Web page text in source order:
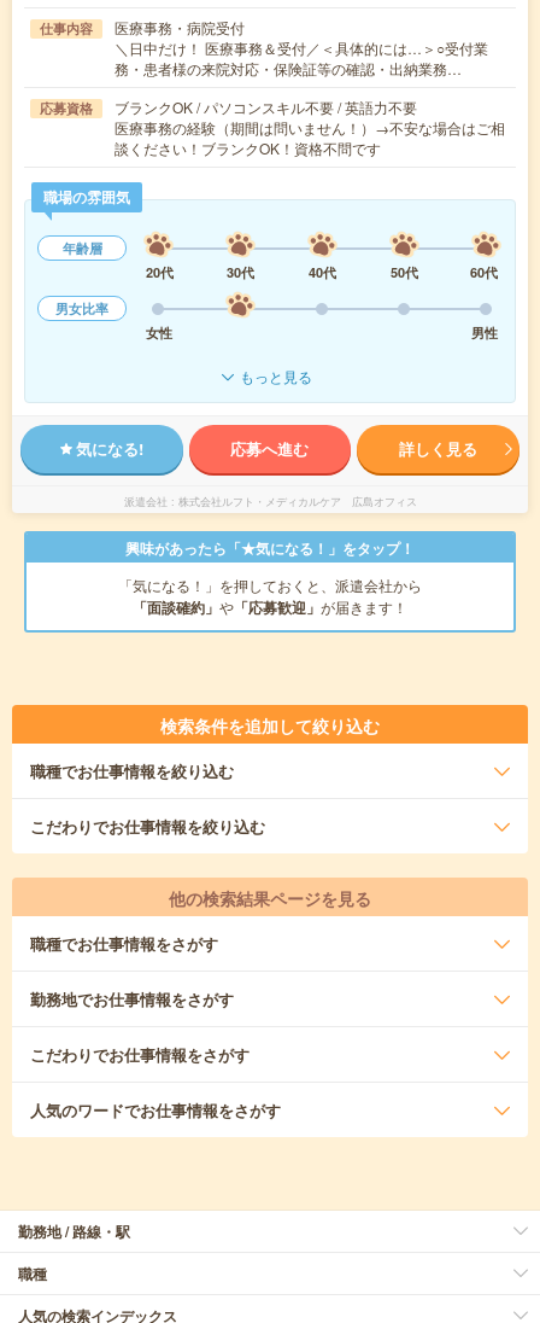
仕事内容
医療事務・病院受付
＼日中だけ！ 医療事務＆受付／＜具体的には…＞○受付業
務・患者様の来院対応・保険証等の確認・出納業務…
応募資格
ブランクOK / パソコンスキル不要 / 英語力不要
医療事務の経験（期間は問いません！）→不安な場合はご相
談ください！ブランクOK！資格不問です
職場の雰囲気
年齢層
20代
30代 40代 50代
60代
男女比率
女性
男性
もっと見る
気になる! 応募へ進む 詳しく見る
派遣会社 株式会社ルフト・メディカルケア 広島オフィス
興味があったら「★気になる！」をタップ！
「気になる！」を押しておくと、派遣会社から
「面談確約」 や 「応募歓迎」 が届きます！
検索条件を追加して絞り込む
職種でお仕事情報を絞り込む
こだわりでお仕事情報を絞り込む
他の検索結果ページを見る
職種でお仕事情報をさがす
勤務地でお仕事情報をさがす
こだわりでお仕事情報をさがす
人気のワードでお仕事情報をさがす
勤務地 / 路線・駅
職種
人気の検索インデックス